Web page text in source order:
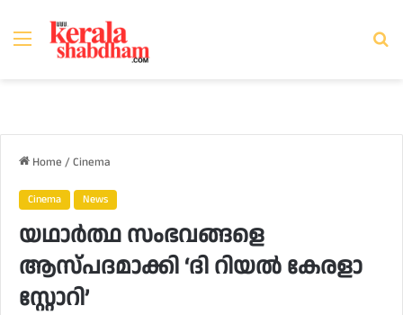
Menu
Home /Cinema
Cinema News
യഥാർത്ഥ സംഭവങ്ങളെ
ആസ്പദമാക്കി ‘ദി റിയൽ കേരളാ
സ്റ്റോറി’